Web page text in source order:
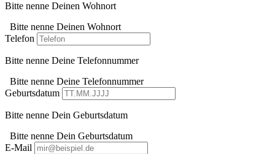
Bitte nenne Deinen Wohnort
Bitte nenne Deinen Wohnort
Telefon
Bitte nenne Deine Telefonnummer
Bitte nenne Deine Telefonnummer
Geburtsdatum
Bitte nenne Dein Geburtsdatum
Bitte nenne Dein Geburtsdatum
E-Mail